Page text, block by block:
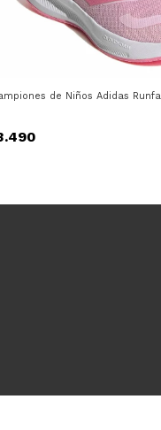
de Niños Adidas